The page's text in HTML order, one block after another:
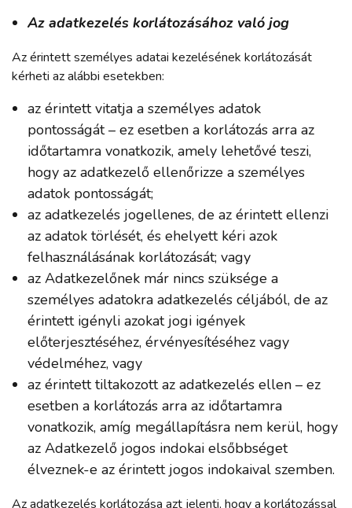
Az adatkezelés korlátozásához való jog
Az érintett személyes adatai kezelésének korlátozását
kérheti az alábbi esetekben:
az érintett vitatja a személyes adatok
pontosságát – ez esetben a korlátozás arra az
időtartamra vonatkozik, amely lehetővé teszi,
hogy az adatkezelő ellenőrizze a személyes
adatok pontosságát;
az adatkezelés jogellenes, de az érintett ellenzi
az adatok törlését, és ehelyett kéri azok
felhasználásának korlátozását; vagy
az Adatkezelőnek már nincs szüksége a
személyes adatokra adatkezelés céljából, de az
érintett igényli azokat jogi igények
előterjesztéséhez, érvényesítéséhez vagy
védelméhez, vagy
az érintett tiltakozott az adatkezelés ellen – ez
esetben a korlátozás arra az időtartamra
vonatkozik, amíg megállapításra nem kerül, hogy
az Adatkezelő jogos indokai elsőbbséget
élveznek-e az érintett jogos indokaival szemben.
Az adatkezelés korlátozása azt jelenti, hogy a korlátozással